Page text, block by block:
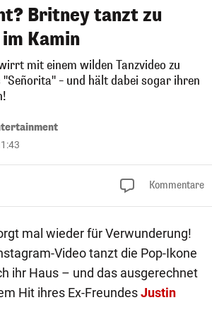
Britney tanzt zu
Kamin
mit einem wilden Tanzvideo zu
– und hält dabei sogar ihren
Kommentare
mal wieder für Verwunderung!
Video tanzt die Pop-Ikone
ihr Haus – und das ausgerechnet
Hit ihres Ex-FreundesJustin